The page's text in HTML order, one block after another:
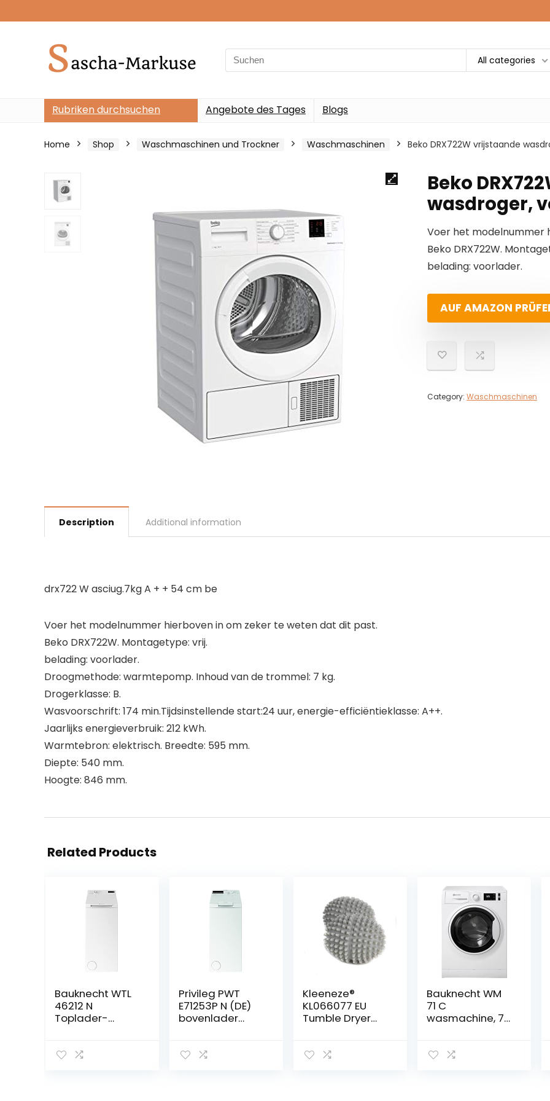
Search
for:
All categories
Rubriken durchsuchen Angebote des Tages Blogs
Home Shop Waschmaschinen und Trockner Waschmaschinen Beko DRX722W vrijstaande
Beko
wasdroger,
Voer het modelnummer
Beko DRX722W.
belading: voorlader.
AUF AMAZON
Category: Waschmaschinen
Description Additional information
drx722 W asciug.7kg A + + 54 cm be
Voer het modelnummer hierboven in om zeker te weten dat dit past.
Beko DRX722W. Montagetype: vrij.
belading: voorlader.
Droogmethode: warmtepomp. Inhoud van de trommel: 7 kg.
Drogerklasse: B.
Wasvoorschrift: 174 min.Tijdsinstellende start:24 uur, energie-efficiëntieklasse: A++.
Jaarlijks energieverbruik: 212 kWh.
Warmtebron: elektrisch. Breedte: 595 mm.
Diepte: 540 mm.
Hoogte: 846 mm.
Related Products
Bauknecht WTL
46212 N
Toplader-
graden, anti-
Privileg PWT
E71253P N (DE)
bovenlader
omw/soft-
Kleeneze®
KL066077 EU
Tumble Dryer
Bauknecht WM
71 C
wasmachine, 7